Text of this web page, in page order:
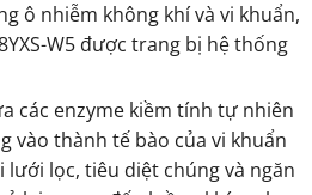
ô nhiễm không khí và vi khuẩn,
W5 được trang bị hệ thống
các enzyme kiềm tính tự nhiên
vào thành tế bào của vi khuẩn
lưới lọc, tiêu diệt chúng và ngăn